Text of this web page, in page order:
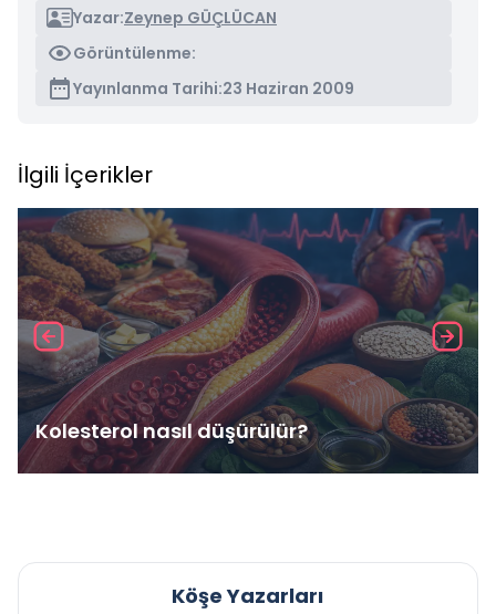
Yazar:Zeynep GÜÇLÜCAN
Görüntülenme:
Yayınlanma Tarihi:23 Haziran 2009
İlgili İçerikler
Kolesterol nasıl düşürülür?
Köşe Yazarları